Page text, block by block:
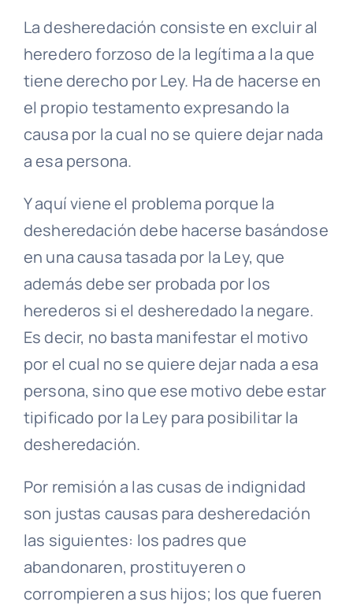
La desheredación consiste en excluir al
heredero forzoso de la legítima a la que
tiene derecho por Ley. Ha de hacerse en
el propio testamento expresando la
causa por la cual no se quiere dejar nada
a esa persona.
Y aquí viene el problema porque la
desheredación debe hacerse basándose
en una causa tasada por la Ley, que
además debe ser probada por los
herederos si el desheredado la negare.
Es decir, no basta manifestar el motivo
por el cual no se quiere dejar nada a esa
persona, sino que ese motivo debe estar
tipificado por la Ley para posibilitar la
desheredación.
Por remisión a las cusas de indignidad
son justas causas para desheredación
las siguientes: los padres que
abandonaren, prostituyeren o
corrompieren a sus hijos; los que fueren